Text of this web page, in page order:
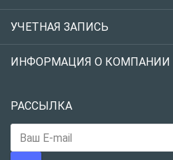
УЧЕТНАЯ ЗАПИСЬ
ИНФОРМАЦИЯ О КОМПАНИИ
РАССЫЛКА